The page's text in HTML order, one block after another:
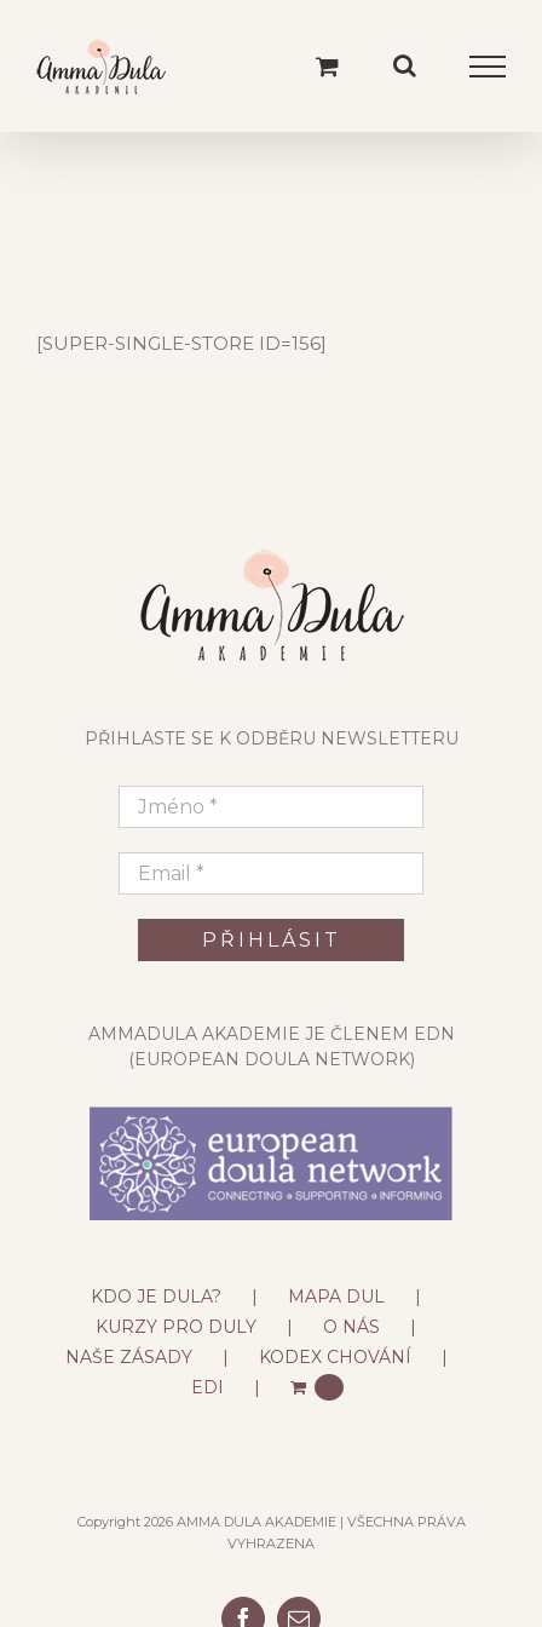
content
[SUPER-SINGLE-STORE ID=156]
PŘIHLASTE SE K ODBĚRU NEWSLETTERU
AMMADULA AKADEMIE JE ČLENEM EDN
(EUROPEAN DOULA NETWORK)
KDO JE DULA?
MAPA DUL
KURZY PRO DULY
O NÁS
NAŠE ZÁSADY
KODEX CHOVÁNÍ
EDI
Copyright 2026 AMMA DULA AKADEMIE | VŠECHNA PRÁVA
VYHRAZENA